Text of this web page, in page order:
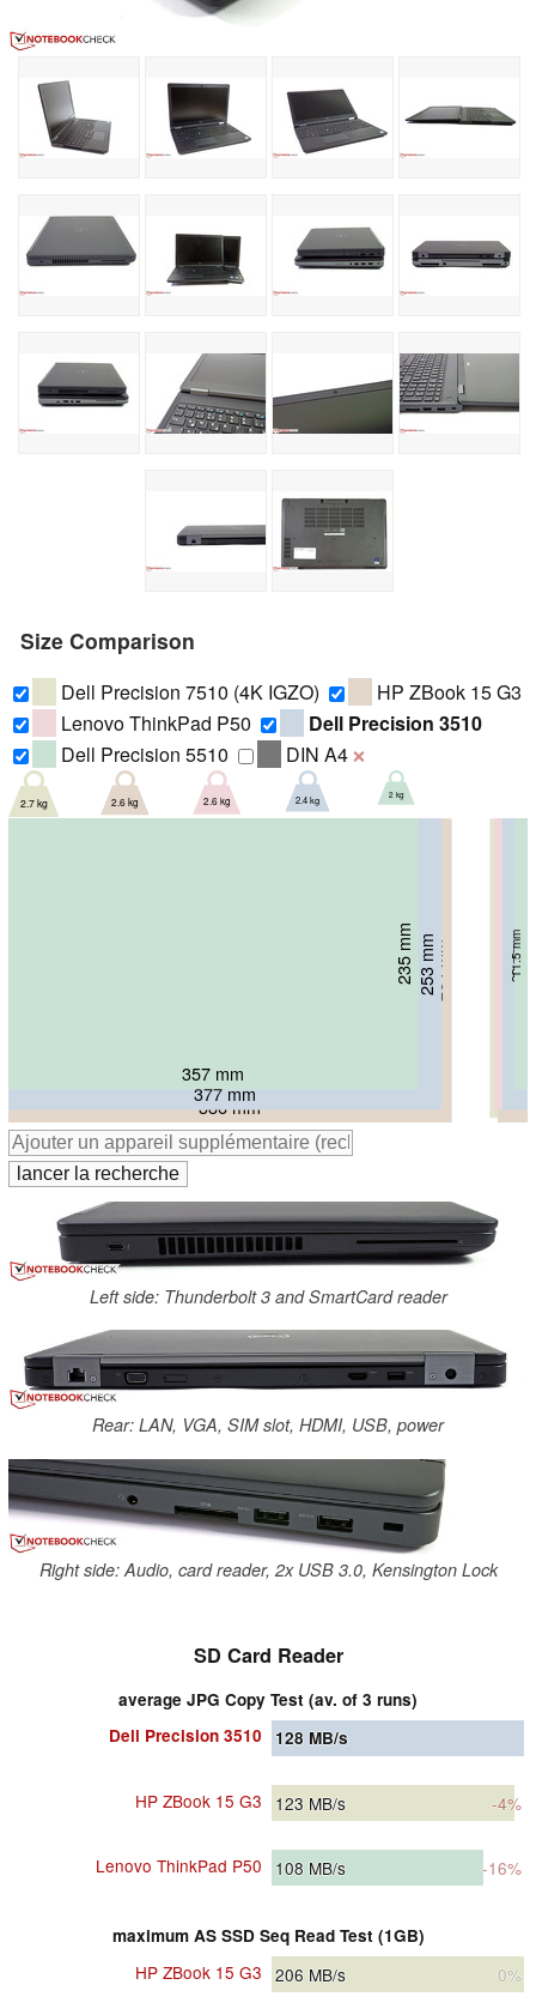
Size Comparison
Dell Precision 7510 (4K IGZO)
HP ZBook 15 G3
Lenovo ThinkPad P50
Dell Precision 3510
Dell Precision 5510
DIN A4 ❌
380 mm
260 mm 33 mm
2.7 kg
386 mm
264 mm 26 mm
2.6 kg
377.4 mm
252.3 mm 29.4 mm
2.6 kg
377 mm
253 mm 22 mm
2.4 kg
357 mm
235 mm 11.5 mm
2 kg
Left side: Thunderbolt 3 and SmartCard reader
Rear: LAN, VGA, SIM slot, HDMI, USB, power
Right side: Audio, card reader, 2x USB 3.0, Kensington Lock
SD Card Reader
average JPG Copy Test (av. of 3 runs)
Dell Precision 3510
128 MB/s
HP ZBook 15 G3 123 MB/s -4%
Lenovo ThinkPad P50 108 MB/s -16%
maximum AS SSD Seq Read Test (1GB)
HP ZBook 15 G3 206 MB/s 0%